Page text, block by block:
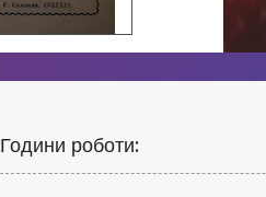
Години роботи: